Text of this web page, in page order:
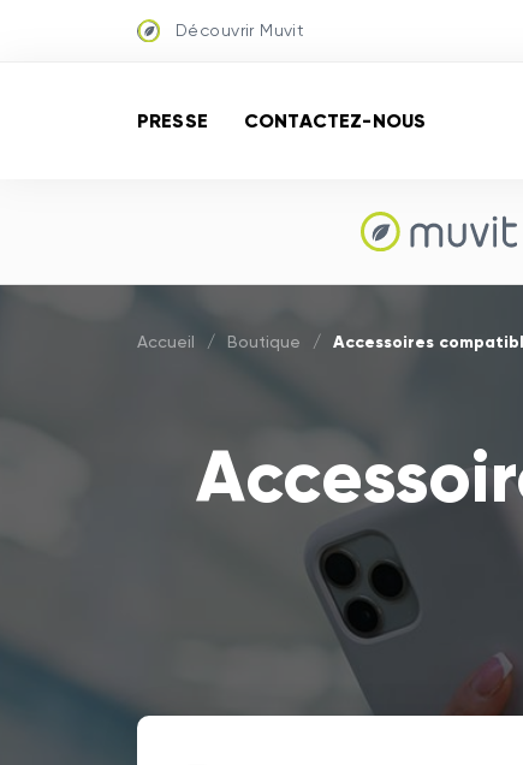
Découvrir Muvit
PRESSE CONTACTEZ-NOUS
Accueil / Boutique / Accessoires